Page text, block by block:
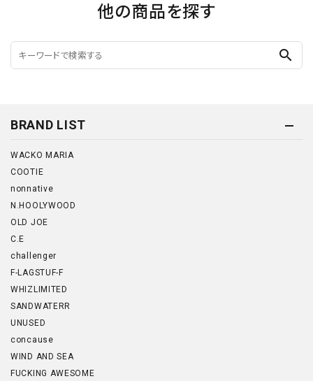
他の商品を探す
search
BRAND LIST
WACKO MARIA
COOTIE
nonnative
N.HOOLYWOOD
OLD JOE
C.E
challenger
F-LAGSTUF-F
WHIZLIMITED
SANDWATERR
UNUSED
concause
WIND AND SEA
FUCKING AWESOME